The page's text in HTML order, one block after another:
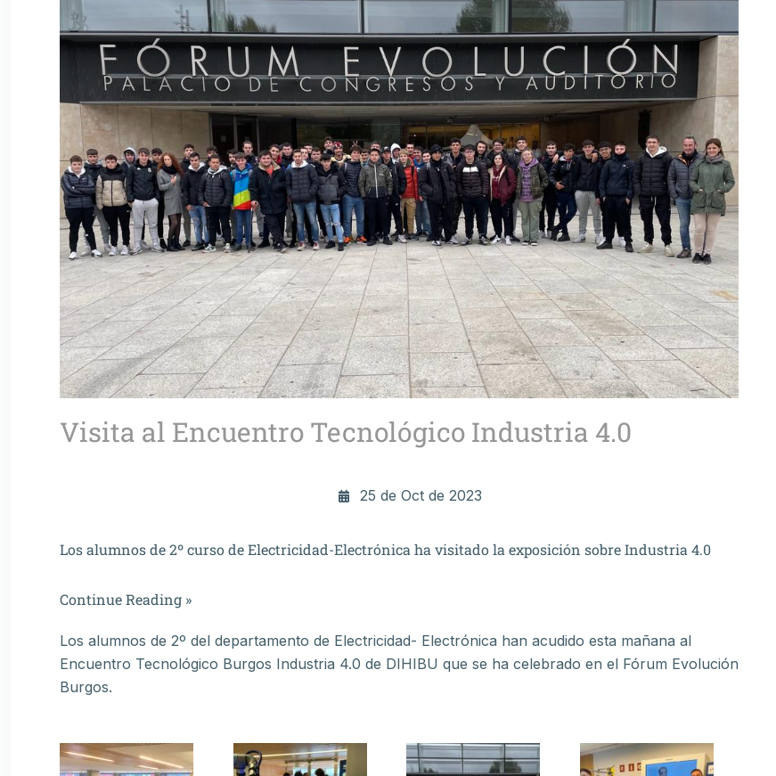
Visita al Encuentro Tecnológico Industria 4.0
25 de Oct de 2023
Los alumnos de 2º curso de Electricidad-Electrónica ha visitado la exposición sobre Industria 4.0
Continue Reading »
Los alumnos de 2º del departamento de Electricidad- Electrónica han acudido esta mañana al
Encuentro Tecnológico Burgos Industria 4.0 de DIHIBU que se ha celebrado en el Fórum Evolución
Burgos.